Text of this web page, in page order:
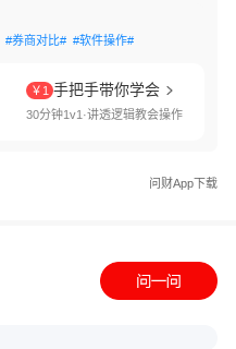
#券商对比# #软件操作#
￥1 手把手带你学会
30分钟1v1·讲透逻辑教会操作
问财App下载